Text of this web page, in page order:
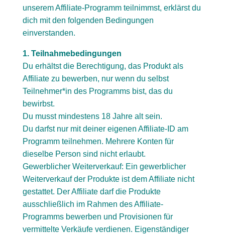
unserem Affiliate-Programm teilnimmst, erklärst du
dich mit den folgenden Bedingungen
einverstanden.
1. Teilnahmebedingungen
Du erhältst die Berechtigung, das Produkt als
Affiliate zu bewerben, nur wenn du selbst
Teilnehmer*in des Programms bist, das du
bewirbst.
Du musst mindestens 18 Jahre alt sein.
Du darfst nur mit deiner eigenen Affiliate-ID am
Programm teilnehmen. Mehrere Konten für
dieselbe Person sind nicht erlaubt.
Gewerblicher Weiterverkauf: Ein gewerblicher
Weiterverkauf der Produkte ist dem Affiliate nicht
gestattet. Der Affiliate darf die Produkte
ausschließlich im Rahmen des Affiliate-
Programms bewerben und Provisionen für
vermittelte Verkäufe verdienen. Eigenständiger